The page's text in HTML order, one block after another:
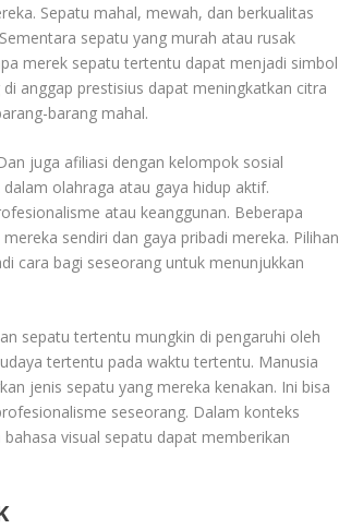
Sepatu mahal, mewah, dan berkualitas
sepatu yang murah atau rusak
merek sepatu tertentu dapat menjadi simbol
anggap prestisius dapat meningkatkan citra
barang mahal.
juga afiliasi dengan kelompok sosial
olahraga atau gaya hidup aktif.
atau keanggunan. Beberapa
sendiri dan gaya pribadi mereka. Pilihan
cara bagi seseorang untuk menunjukkan
sepatu tertentu mungkin di pengaruhi oleh
tertentu pada waktu tertentu. Manusia
jenis sepatu yang mereka kenakan. Ini bisa
seseorang. Dalam konteks
visual sepatu dapat memberikan